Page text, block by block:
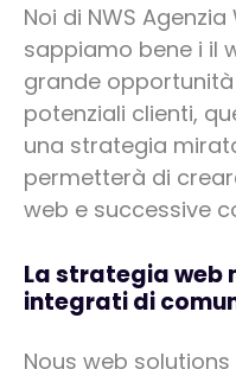
Noi di NWS
sappiamo bene i il
grande
potenziali clienti,
una strategia
permetterà di
web e successive
La strategia web
integrati di
Nous web